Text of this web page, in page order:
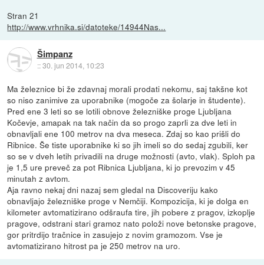
Stran 21
http://www.vrhnika.si/datoteke/14944Nas...
Šimpanz
::30. jun 2014, 10:23
Ma železnice bi že zdavnaj morali prodati nekomu, saj takšne kot
so niso zanimive za uporabnike (mogoče za šolarje in študente).
Pred ene 3 leti so se lotili obnove železniške proge Ljubljana
Kočevje, amapak na tak način da so progo zaprli za dve leti in
obnavljali ene 100 metrov na dva meseca. Zdaj so kao prišli do
Ribnice. Še tiste uporabnike ki so jih imeli so do sedaj zgubili, ker
so se v dveh letih privadili na druge možnosti (avto, vlak). Sploh pa
je 1,5 ure preveč za pot Ribnica Ljubljana, ki jo prevozim v 45
minutah z avtom.
Aja ravno nekaj dni nazaj sem gledal na Discoveriju kako
obnavljajo železniške proge v Nemčiji. Kompozicija, ki je dolga en
kilometer avtomatizirano odšraufa tire, jih pobere z pragov, izkoplje
pragove, odstrani stari gramoz nato položi nove betonske pragove,
gor pritrdijo tračnice in zasujejo z novim gramozom. Vse je
avtomatizirano hitrost pa je 250 metrov na uro.